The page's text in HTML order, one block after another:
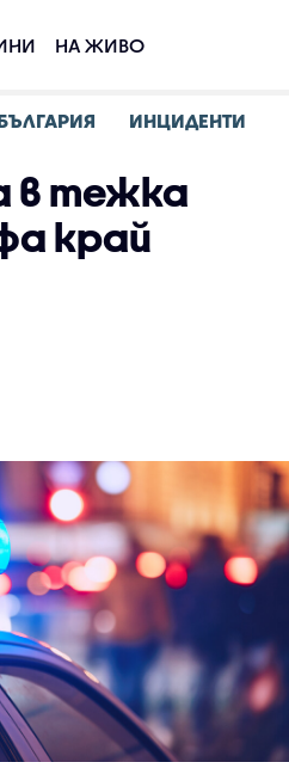
НА ЖИВО
ИНЦИДЕНТИ
в тежка
край